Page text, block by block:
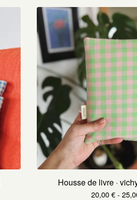
Housse de livre ·
20,00€-